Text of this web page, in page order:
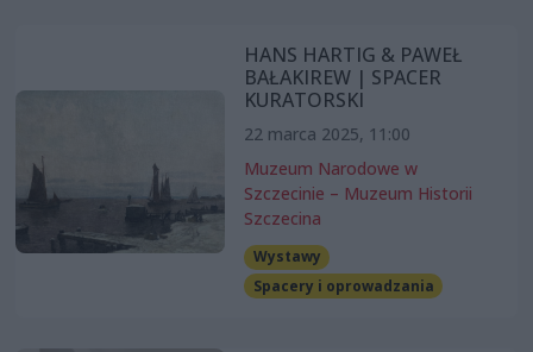
HANS HARTIG & PAWEŁ
BAŁAKIREW | SPACER
KURATORSKI
22 marca 2025, 11:00
Muzeum Narodowe w
Szczecinie – Muzeum Historii
Szczecina
Wystawy
Spacery i oprowadzania